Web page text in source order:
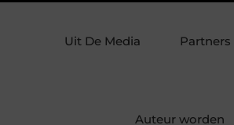
en prettige omgeving
Uit De Media Partners
Auteur worden